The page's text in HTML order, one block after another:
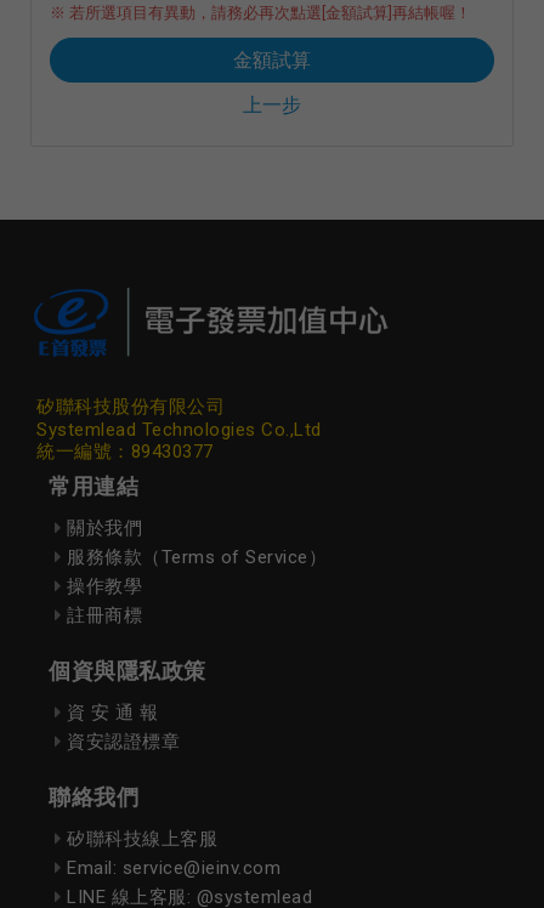
※ 若所選項目有異動，請務必再次點選[金額試算]再結帳喔！
金額試算
上一步
矽聯科技股份有限公司
Systemlead Technologies Co.,Ltd
統一編號：89430377
常用連結
關於我們
服務條款（Terms of Service）
操作教學
註冊商標
個資與隱私政策
資 安 通 報
資安認證標章
聯絡我們
矽聯科技線上客服
Email: service@ieinv.com
LINE 線上客服: @systemlead